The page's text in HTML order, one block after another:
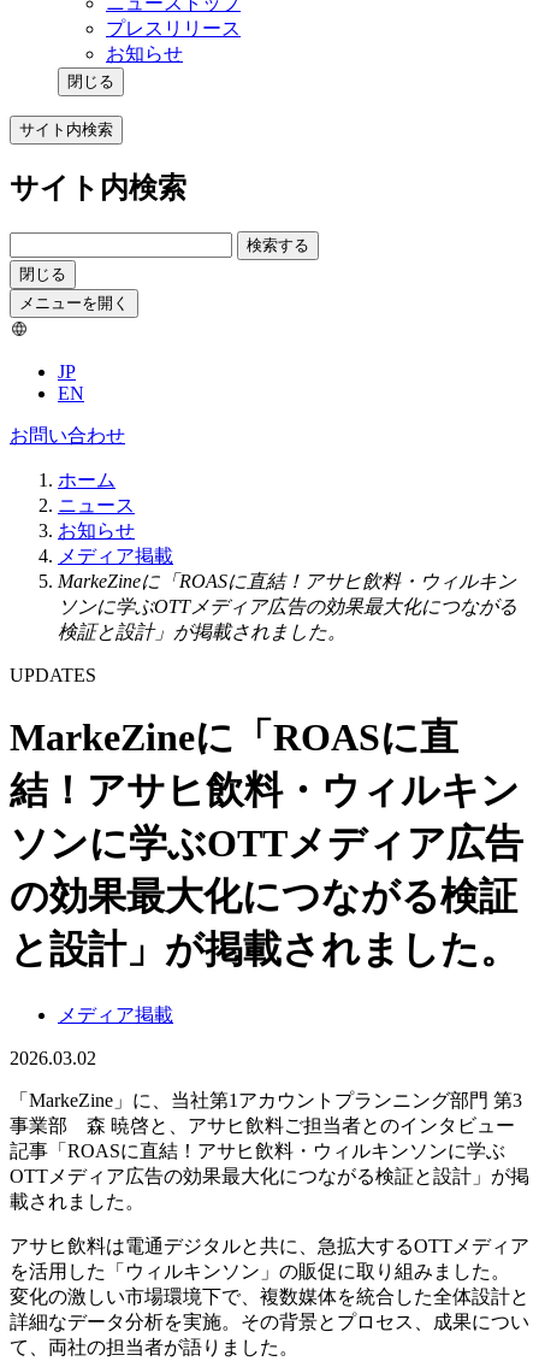
プレスリリース
お知らせ
閉じる
サイト内検索
サイト内検索
検索する
閉じる
メニューを開く
JP
EN
お問い合わせ
ホーム
ニュース
お知らせ
メディア掲載
MarkeZineに「ROASに直結！アサヒ飲料・ウィルキン
ソンに学ぶOTTメディア広告の効果最大化につながる
検証と設計」が掲載されました。
UPDATES
MarkeZineに「ROASに直
結！アサヒ飲料・ウィルキン
ソンに学ぶOTTメディア広告
の効果最大化につながる検証
と設計」が掲載されました。
メディア掲載
2026.03.02
「MarkeZine」に、当社第1アカウントプランニング部門 第3
事業部 森 暁啓と、アサヒ飲料ご担当者とのインタビュー
記事「ROASに直結！アサヒ飲料・ウィルキンソンに学ぶ
OTTメディア広告の効果最大化につながる検証と設計」が掲
載されました。
アサヒ飲料は電通デジタルと共に、急拡大するOTTメディア
を活用した「ウィルキンソン」の販促に取り組みました。
変化の激しい市場環境下で、複数媒体を統合した全体設計と
詳細なデータ分析を実施。その背景とプロセス、成果につい
て、両社の担当者が語りました。